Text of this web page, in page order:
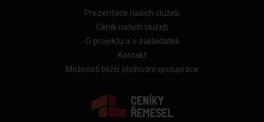
Prezentace našich služeb
Ceník našich služeb
O projektu a o zakladateli
Kontakt
Možnosti bližší obchodní spolupráce